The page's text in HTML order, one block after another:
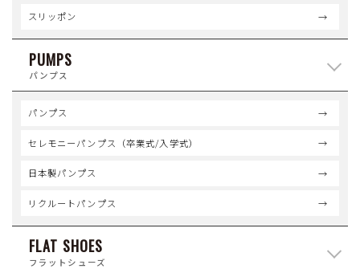
スリッポン
PUMPS
パンプス
パンプス
セレモニーパンプス（卒業式/入学式）
日本製パンプス
リクルートパンプス
FLAT SHOES
フラットシューズ